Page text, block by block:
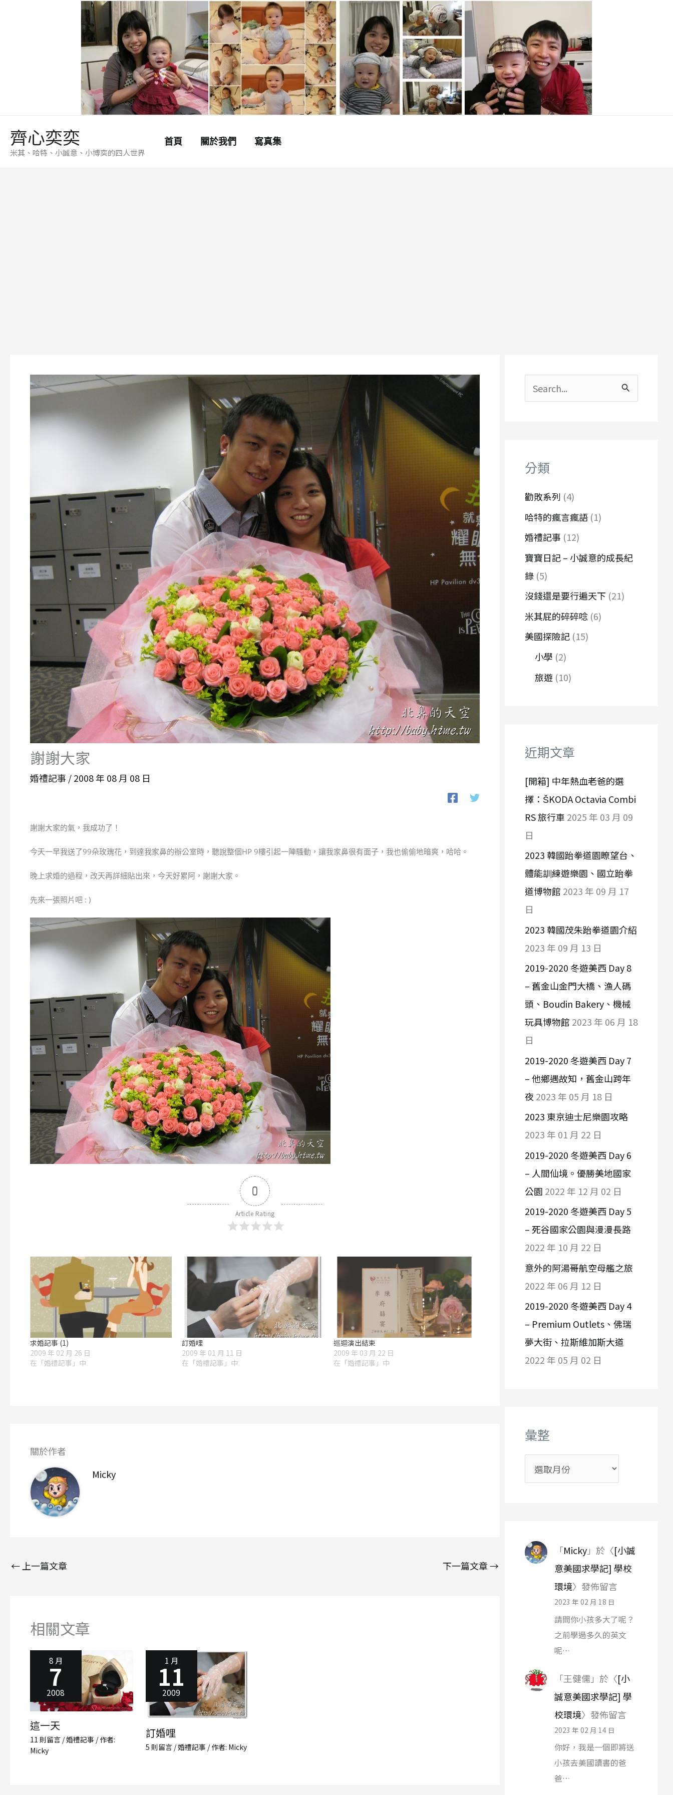
齊心奕奕
米其、哈特、小誠意、小博奕的四人世界
首頁 關於我們 寫真集
謝謝大家
婚禮記事 /2008 年 08 月 08 日
謝謝大家的氣，我成功了！
今天一早我送了99朵玫瑰花，到達我家鼻的辦公室時，聽說整個HP 9樓引起一陣騷動，讓我家鼻很有面子，我也偷偷地暗爽，哈哈。
晚上求婚的過程，改天再詳細貼出來，今天好累阿，謝謝大家。
先來一張照片吧 : )
0
Article Rating
求婚記事 (1)
2009 年 02 月 26 日
在「婚禮記事」中
訂婚哩
2009 年 01 月 11 日
在「婚禮記事」中
巡迴演出結束
2009 年 03 月 22 日
在「婚禮記事」中
關於作者
Micky
← 上一篇文章 下一篇文章→
相關文章
8 月
7
2008
這一天
11 則留言 /婚禮記事 / 作者:
Micky
1 月
11
2009
訂婚哩
5 則留言 /婚禮記事 / 作者: Micky
尋
:分類
勸敗系列 (4)
哈特的瘋言瘋語 (1)
婚禮記事 (12)
寶寶日記 – 小誠意的成長紀
錄 (5)
沒錢還是要行遍天下 (21)
米其屁的碎碎唸 (6)
美國探險記 (15)
小學 (2)
旅遊 (10)
近期文章
[開箱] 中年熱血老爸的選
擇：ŠKODA Octavia Combi
RS 旅行車 2025 年 03 月 09
日
2023 韓國跆拳道園瞭望台、
體能訓練遊樂園、國立跆拳
道博物館 2023 年 09 月 17
日
2023 韓國茂朱跆拳道園介紹
2023 年 09 月 13 日
2019-2020 冬遊美西 Day 8
– 舊金山金門大橋、漁人碼
頭、Boudin Bakery、機械
玩具博物館 2023 年 06 月 18
日
2019-2020 冬遊美西 Day 7
– 他鄉遇故知，舊金山跨年
夜 2023 年 05 月 18 日
2023 東京迪士尼樂園攻略
2023 年 01 月 22 日
2019-2020 冬遊美西 Day 6
– 人間仙境。優勝美地國家
公園 2022 年 12 月 02 日
2019-2020 冬遊美西 Day 5
– 死谷國家公園與漫漫長路
2022 年 10 月 22 日
意外的阿湯哥航空母艦之旅
2022 年 06 月 12 日
2019-2020 冬遊美西 Day 4
– Premium Outlets、佛瑞
夢大街、拉斯維加斯大道
2022 年 05 月 02 日
彙整
整
「Micky」於〈[小誠
意美國求學記] 學校
環境〉發佈留言
2023 年 02 月 18 日
請問你小孩多大了呢？
之前學過多久的英文
呢…
「王健儒 」於〈[小
誠意美國求學記] 學
校環境〉發佈留言
2023 年 02 月 14 日
你好，我是一個即將送
小孩去美國讀書的爸
爸…